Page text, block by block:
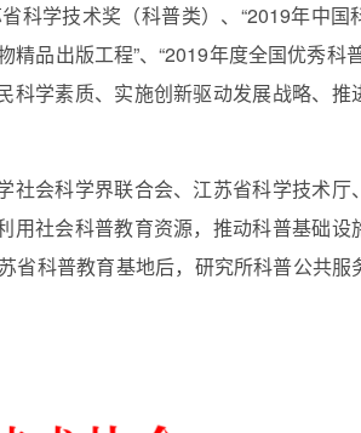
科学技术奖（科普类）、“2019年中国
精品出版工程”、“2019年度全国优秀科
学素质、实施创新驱动发展战略、推
社会科学界联合会、江苏省科学技术厅
用社会科普教育资源，推动科普基础设
省科普教育基地后，研究所科普公共服